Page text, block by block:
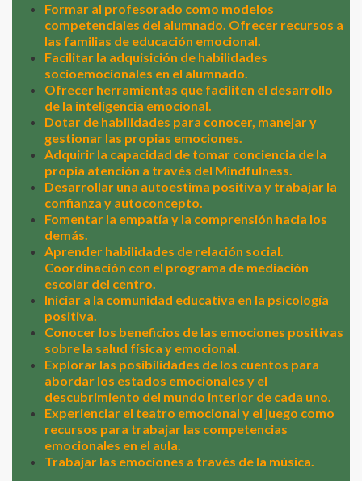
Formar al profesorado como modelos
competenciales del alumnado. Ofrecer recursos a
las familias de educación emocional.
Facilitar la adquisición de habilidades
socioemocionales en el alumnado.
Ofrecer herramientas que faciliten el desarrollo
de la inteligencia emocional.
Dotar de habilidades para conocer, manejar y
gestionar las propias emociones.
Adquirir la capacidad de tomar conciencia de la
propia atención a través del Mindfulness.
Desarrollar una autoestima positiva y trabajar la
confianza y autoconcepto.
Fomentar la empatía y la comprensión hacia los
demás.
Aprender habilidades de relación social.
Coordinación con el programa de mediación
escolar del centro.
Iniciar a la comunidad educativa en la psicología
positiva.
Conocer los beneficios de las emociones positivas
sobre la salud física y emocional.
Explorar las posibilidades de los cuentos para
abordar los estados emocionales y el
descubrimiento del mundo interior de cada uno.
Experienciar el teatro emocional y el juego como
recursos para trabajar las competencias
emocionales en el aula.
Trabajar las emociones a través de la música.